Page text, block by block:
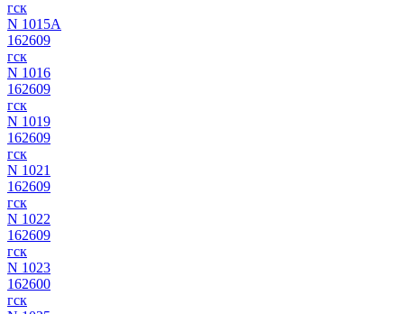
гск
N 1015А
162609
гск
N 1016
162609
гск
N 1019
162609
гск
N 1021
162609
гск
N 1022
162609
гск
N 1023
162600
гск